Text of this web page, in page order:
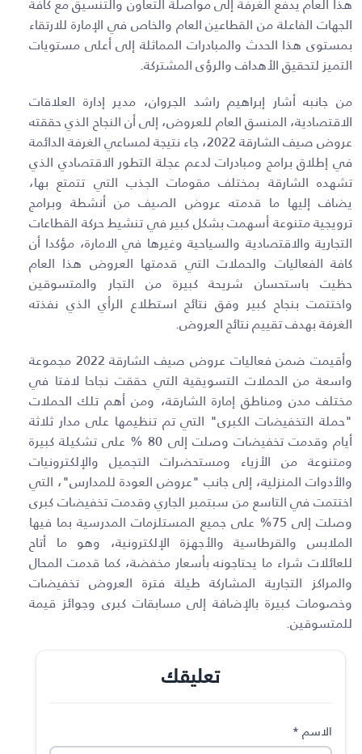
هذا العام يدفع الغرفة إلى مواصلة التعاون والتنسيق مع كافة
الجهات الفاعلة من القطاعين العام والخاص في الإمارة للارتقاء
بمستوى هذا الحدث والمبادرات المماثلة إلى أعلى مستويات
التميز لتحقيق الأهداف والرؤى المشتركة.
من جانبه أشار إبراهيم راشد الجروان، مدير إدارة العلاقات
الاقتصادية، المنسق العام للعروض، إلى أن النجاح الذي حققته
عروض صيف الشارقة 2022، جاء نتيجة لمساعي الغرفة الدائمة
في إطلاق برامج ومبادرات لدعم عجلة التطور الاقتصادي الذي
تشهده الشارقة بمختلف مقومات الجذب التي تتمتع بها،
يضاف إليها ما قدمته عروض الصيف من أنشطة وبرامج
ترويجية متنوعة أسهمت بشكل كبير في تنشيط حركة القطاعات
التجارية والاقتصادية والسياحية وغيرها في الامارة، مؤكدا أن
كافة الفعاليات والحملات التي قدمتها العروض هذا العام
حظيت باستحسان شريحة كبيرة من التجار والمتسوقين
واختتمت بنجاح كبير وفق نتائج استطلاع الرأي الذي نفذته
الغرفة بهدف تقييم نتائج العروض.
وأقيمت ضمن فعاليات عروض صيف الشارقة 2022 مجموعة
واسعة من الحملات التسويقية التي حققت نجاحا لافتا في
مختلف مدن ومناطق إمارة الشارقة، ومن أهم تلك الحملات
"حملة التخفيضات الكبرى" التي تم تنظيمها على مدار ثلاثة
أيام وقدمت تخفيضات وصلت إلى 80 % على تشكيلة كبيرة
ومتنوعة من الأزياء ومستحضرات التجميل والإلكترونيات
والأدوات المنزلية، إلى جانب "عروض العودة للمدارس"، التي
اختتمت في التاسع من سبتمبر الجاري وقدمت تخفيضات كبرى
وصلت إلى 75% على جميع المستلزمات المدرسية بما فيها
الملابس والقرطاسية والأجهزة الإلكترونية، وهو ما أتاح
للعائلات شراء ما يحتاجونه بأسعار مخفضة، كما قدمت المحال
والمراكز التجارية المشاركة طيلة فترة العروض تخفيضات
وخصومات كبيرة بالإضافة إلى مسابقات كبرى وجوائز قيمة
للمتسوقين.
تعليقك
الاسم *